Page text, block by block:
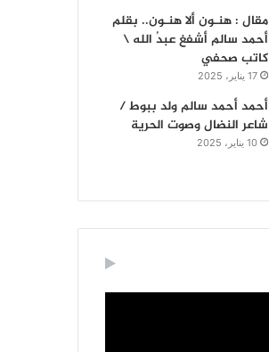
مقال : هنـون ألا هنـون.. بقلم
أحمد سالم أشفغ عبدُ الله \
كاتب صحفي
17 يناير، 2025
أحمد أحمد سالم ولد ببوط /
شاعر النضال وصوت الحرية
10 يناير، 2025